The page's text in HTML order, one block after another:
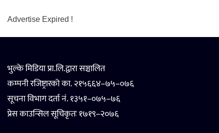
Advertise Expired !
भुल्के मिडिया प्रा.लि.द्वारा सञ्चालित
कम्पनी रजिष्ट्रारको का. २१५६६४–७५–०७६
सूचना विभाग दर्ता नं. १३५१–०७५–७६
प्रेस काउन्सिल सूचिकृतः १७१९–२०७६